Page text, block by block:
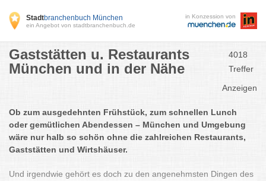
Stadtbranchenbuch München
ein Angebot von stadtbranchenbuch.de
in Konzession von
Gaststätten u. Restaurants
München und in der Nähe
4018
Treffer
Anzeigen
Ob zum ausgedehnten Frühstück, zum schnellen Lunch
oder gemütlichen Abendessen – München und Umgebung
wäre nur halb so schön ohne die zahlreichen Restaurants,
Gaststätten und Wirtshäuser.
Und irgendwie gehört es doch zu den angenehmsten Dingen des